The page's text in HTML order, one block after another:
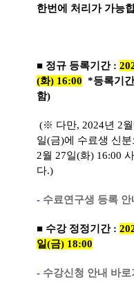
한번에 처리가 가능
■ 정규 등록기간 :
(화) 16:00 *등록기
함)
(※ 다만, 2024년 2
일(금)에 수료생 신
2월 27일(화) 16:00
다.)
- 수료연구생 등록 안
■ 수강 정정기간 :
일(금) 18:00
- 수강신청 안내 바로